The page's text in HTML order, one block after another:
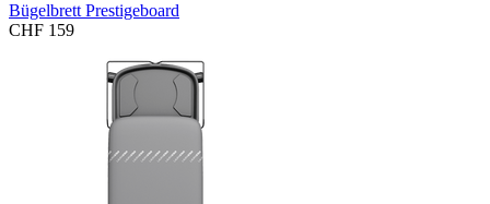
Bügelbrett Prestigeboard
CHF 159